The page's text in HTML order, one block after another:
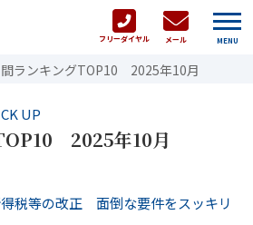
フリーダイヤル メール MENU
ランキングTOP10 2025年10月
UP
2025年10月
税等の改正 面倒な要件をスッキリ